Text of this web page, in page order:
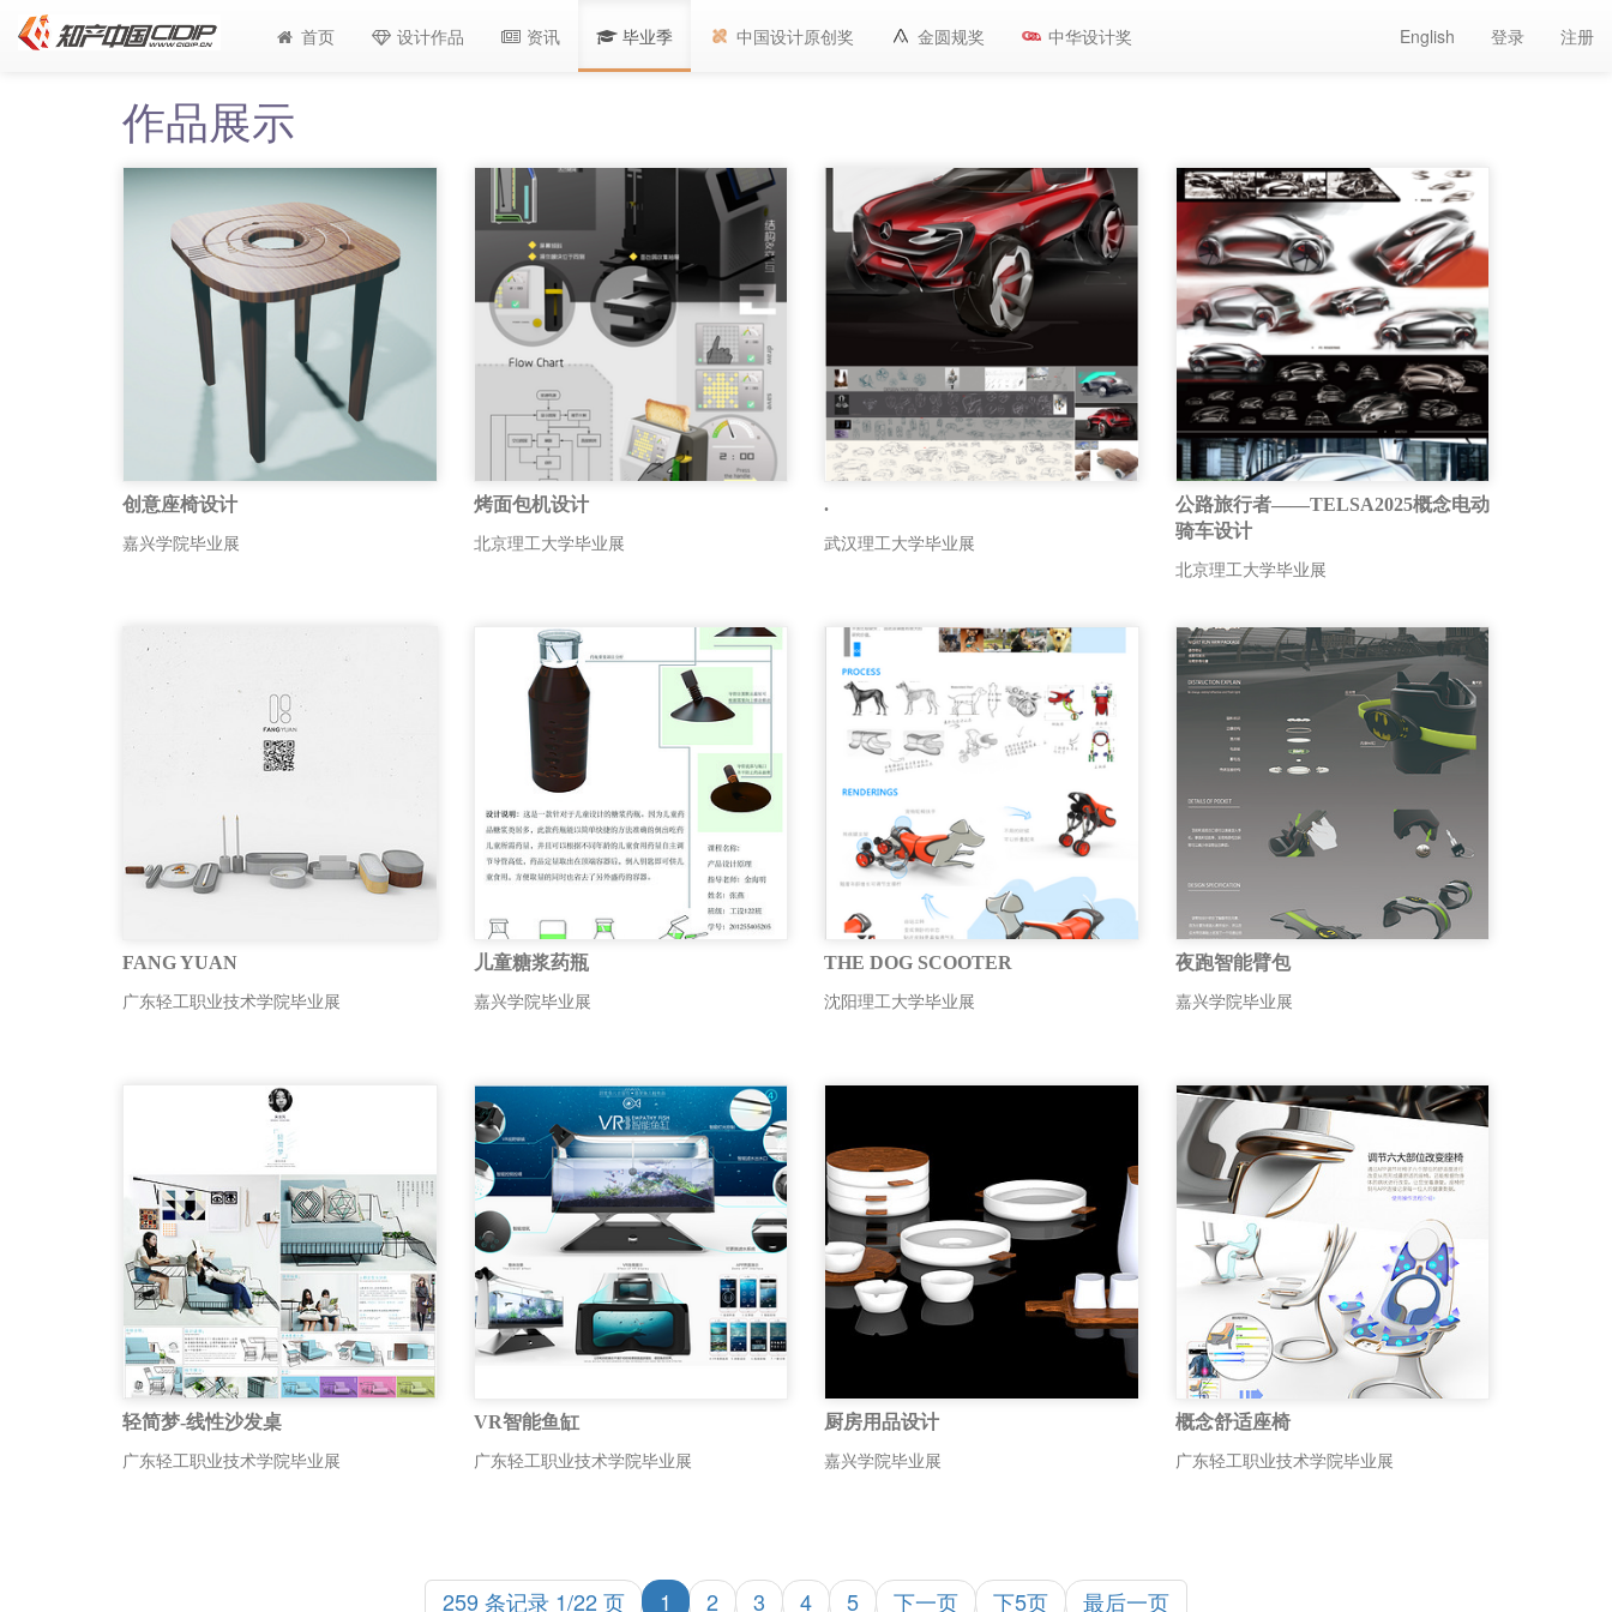
首页 设计作品 资讯 毕业季 中国设计原创奖 金圆规奖 中华设计奖 English 登录 注册
作品展示
创意座椅设计
嘉兴学院毕业展
烤面包机设计
北京理工大学毕业展
.
武汉理工大学毕业展
公路旅行者——TELSA2025概念电动
骑车设计
北京理工大学毕业展
FANG YUAN
广东轻工职业技术学院毕业展
儿童糖浆药瓶
嘉兴学院毕业展
THE DOG SCOOTER
沈阳理工大学毕业展
夜跑智能臂包
嘉兴学院毕业展
轻简梦-线性沙发桌
广东轻工职业技术学院毕业展
VR智能鱼缸
广东轻工职业技术学院毕业展
厨房用品设计
嘉兴学院毕业展
概念舒适座椅
广东轻工职业技术学院毕业展
259 条记录 1/22 页 1 2 3 4 5 下一页 下5页 最后一页